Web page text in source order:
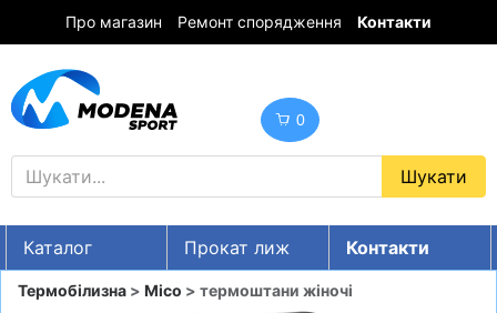
Про магазин Ремонт спорядження Контакти
0
Каталог Прокат лиж
Контакти
UA RU EN
Термобілизна > Mico > термоштани жіночі